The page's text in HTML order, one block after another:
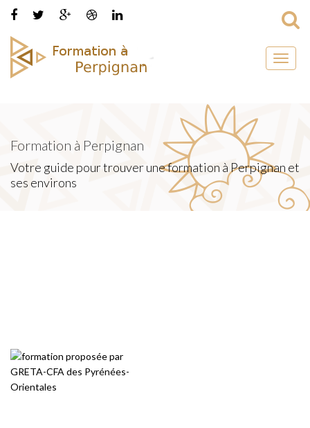
Toggle
Formation à Perpignan
Votre guide pour trouver une formation à Perpignan et
ses environs